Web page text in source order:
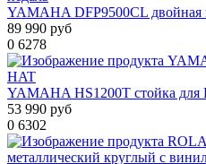
YAMAHA DFP9500CL двойная
89 990 руб
0 6278
YAMAHA HS1200T стойка для
53 990 руб
0 6302